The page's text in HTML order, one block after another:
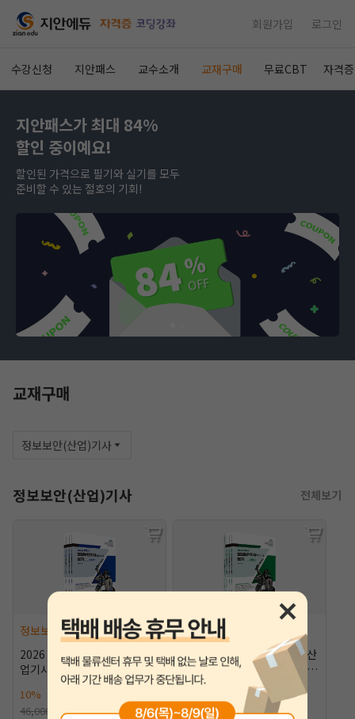
회원가입 로그인
수강신청 지안패스 교수소개 교재구매 무료CBT 자격
시 수강일 3일 자동 연장! 실기 87% 적중 신화 정
지안패스가 최대 84%
할인 중이예요!
할인된 가격으로 필기와 실기를 모두
준비할 수 있는 절호의 기회!
교재구매
정보보안(산업)기사
정보보안(산업)기사 전체보기
정보보안(산업)기사
2026 알기사 정보보안기사(산
업기사) 실기 [10%할인]
10%
46,000원
정보보안(산업)기사
2026 알기사 정보보안기사(산
업기사) 필기+핵심기출 1200
제 [10%할인]
45,000원
50,000원